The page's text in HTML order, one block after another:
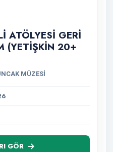
ATÖLYESİ GERİ
(YETİŞKİN 20+
MÜZESİ
GÖR